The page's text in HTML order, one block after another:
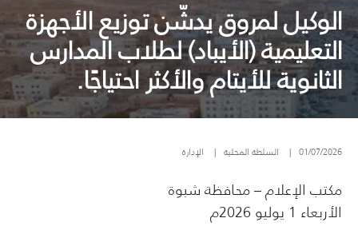
الوكيل لمروق يدشّن توزيع الأجهزة
التعليمية (الأيباد) لطلاب المدارس
الثانوية للأيتام والأكثر احتياجًا.
01/07/2026
| السلطة المحلية | الإدارة
مكتب الإعلام – محافظة شبوة
الأربعاء 1 يوليو 2026م